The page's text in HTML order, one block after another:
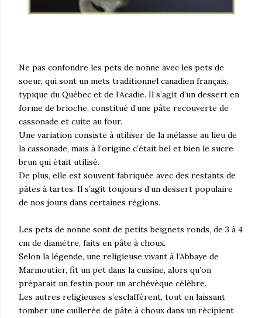
Ne pas confondre les pets de nonne avec les pets de
soeur, qui sont un mets traditionnel canadien français,
typique du Québec et de l’Acadie. Il s’agit d’un dessert en
forme de brioche, constitué d’une pâte recouverte de
cassonade et cuite au four.
Une variation consiste à utiliser de la mélasse au lieu de
la cassonade, mais à l’origine c’était bel et bien le sucre
brun qui était utilisé.
De plus, elle est souvent fabriquée avec des restants de
pâtes à tartes. Il s’agit toujours d’un dessert populaire
de nos jours dans certaines régions.
Les pets de nonne sont de petits beignets ronds, de 3 à 4
cm de diamètre, faits en pâte à choux.
Selon la légende, une religieuse vivant à l’Abbaye de
Marmoutier, fit un pet dans la cuisine, alors qu’on
préparait un festin pour un archévèque célèbre.
Les autres religieuses s’esclaffèrent, tout en laissant
tomber une cuillerée de pâte à choux dans un récipient